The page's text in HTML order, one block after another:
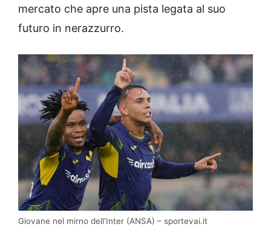
mercato che apre una pista legata al suo
futuro in nerazzurro.
Giovane nel mirno dell’Inter (ANSA) – sportevai.it